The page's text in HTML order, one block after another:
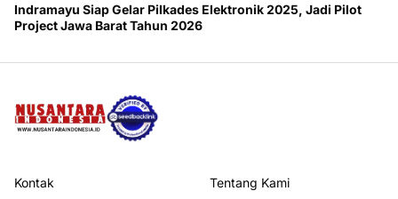
Indramayu Siap Gelar Pilkades Elektronik 2025, Jadi Pilot
Project Jawa Barat Tahun 2026
Kontak Tentang Kami